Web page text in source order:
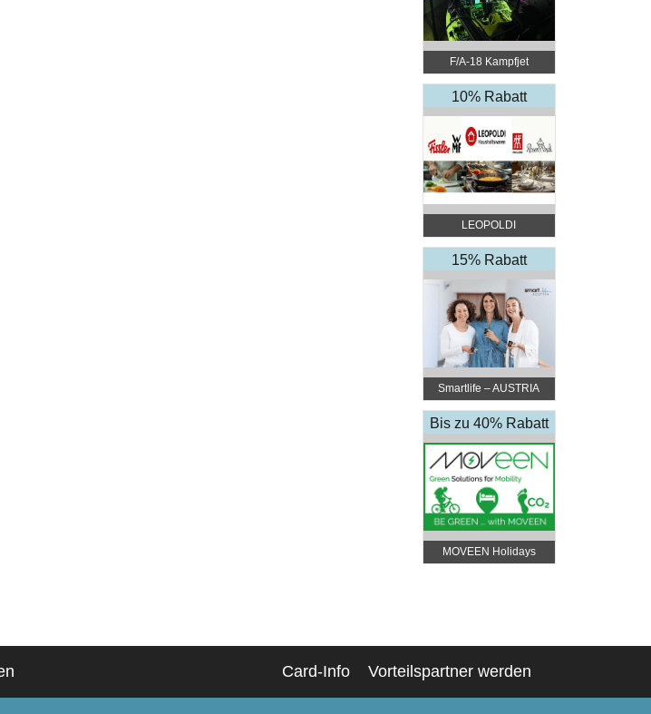
F/A-18 Kampfjet
Simulator Wien
10% Rabatt
LEOPOLDI
Haushaltswaren
15% Rabatt
Smartlife – AUSTRIA
Bis zu 40% Rabatt
+ 5% Rabatt Extra
MOVEEN Holidays
Card-Info Vorteilspartner werden